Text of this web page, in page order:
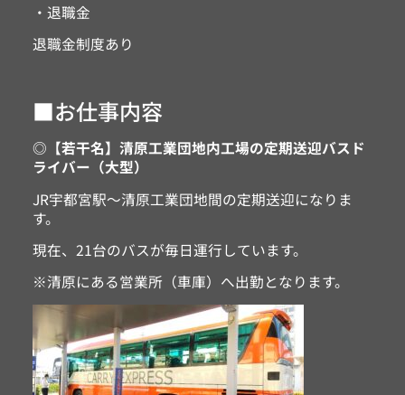
・退職金
退職金制度あり
■お仕事内容
◎【若干名】清原工業団地内工場の定期送迎バスド
ライバー（大型）
JR宇都宮駅～清原工業団地間の定期送迎になりま
す。
現在、21台のバスが毎日運行しています。
※清原にある営業所（車庫）へ出勤となります。